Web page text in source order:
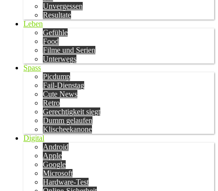
Unvergessen
Resultate
Leben
Gefühle
Food
Filme und Serien
Unterwegs
Spass
Picdump
Fail-Dienstag
Cute News
Retro
Gerechtigkeit siegt
Dumm gelaufen
Klischeekanone
Digital
Android
Apple
Google
Microsoft
Hardware-Test